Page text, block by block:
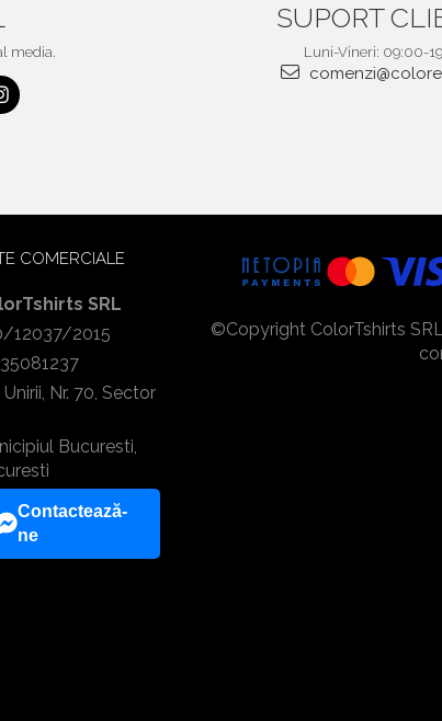
media.
SUPORT
Luni-Vineri: 09:00-
COMERCIALE
SRL
12037/2015
Unirii, Nr. 70, Sector
Bucuresti,
Contactează-
ne
©Copyright ColorTshirts